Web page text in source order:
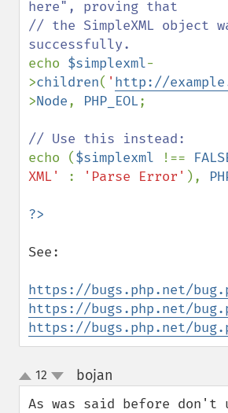
here", proving that
// the SimpleXML object
echo $simplexml-
>children( ' http://
>Node, PHP_EOL;
echo ($simplexml !==
XML'
: 'Parse Error' ),
See:
https://bugs.php.net/
https://bugs.php.net/
https://bugs.php.net/
up
down
12 bojan
As was said before don't